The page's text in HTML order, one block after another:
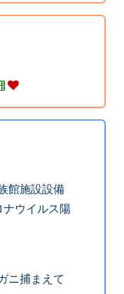
館施設設備
ウイルス陽
ニ捕まえて